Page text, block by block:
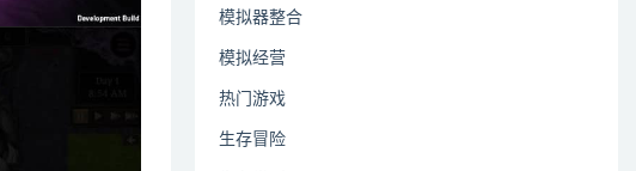
模拟器整合
模拟经营
热门游戏
生存冒险